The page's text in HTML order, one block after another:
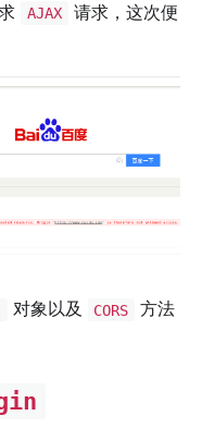
AJAX
请求，这次便
对象以及 CORS
方法